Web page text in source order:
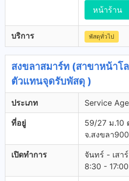
หน้าร้าน
บริการ พัสดุทั่วไป
สงขลาสมาร์ท (สาขาหน้าโ
ตัวแทนจุดรับพัสดุ )
ประเภท Service
ที่อยู่
59/27 ม.10
จ.สงขลา
เปิดทำการ
จันทร์ - เสาร์
8:30 - 17:00